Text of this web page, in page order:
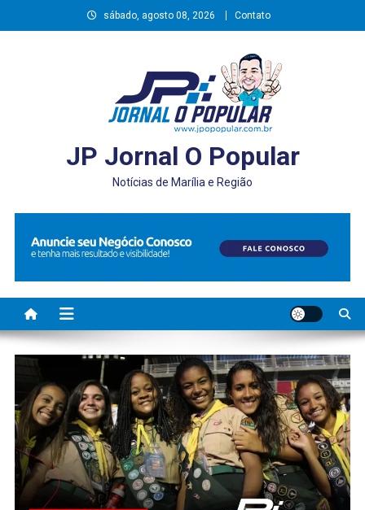
to
sábado, agosto 08, 2026 Contato
JP Jornal O Popular
Notícias de Marília e Região